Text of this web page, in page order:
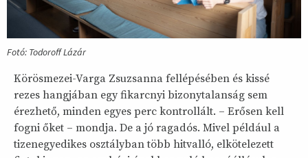
Fotó: Todoroff Lázár
Körösmezei-Varga Zsuzsanna fellépésében és kissé
rezes hangjában egy fikarcnyi bizonytalanság sem
érezhető, minden egyes perc kontrollált. – Erősen kell
fogni őket – mondja. De a jó ragadós. Mivel például a
tizenegyedikes osztályban több hitvalló, elkötelezett